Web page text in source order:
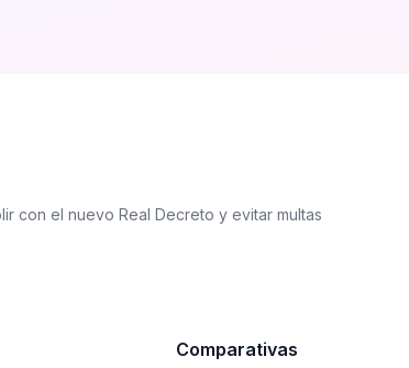
con el nuevo Real Decreto y evitar multas
Comparativas